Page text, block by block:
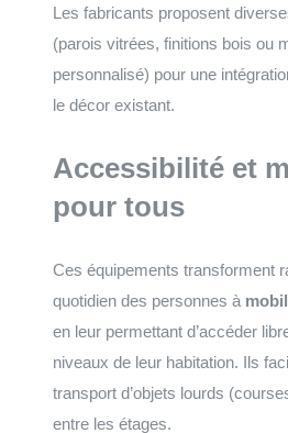
Les fabricants proposent
(parois vitrées, finitions bois ou
personnalisé) pour une
le décor existant.
Accessibilité et
pour tous
Ces équipements transforment
quotidien des personnes à
en leur permettant d’accéder
niveaux de leur habitation. Ils
transport d’objets lourds
entre les étages.